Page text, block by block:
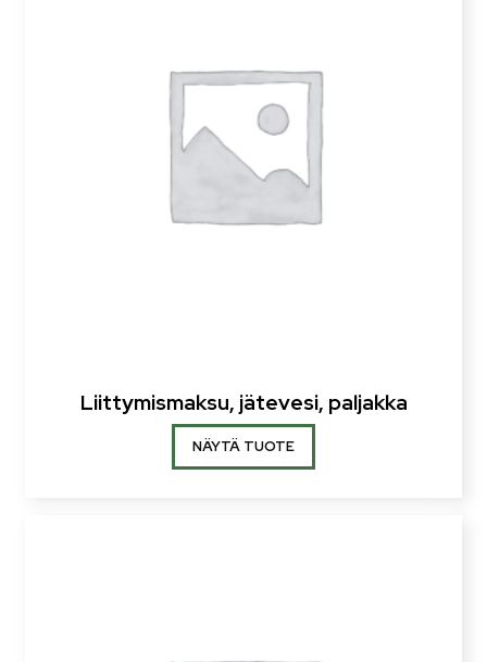
Liittymismaksu, jätevesi, paljakka
NÄYTÄ TUOTE